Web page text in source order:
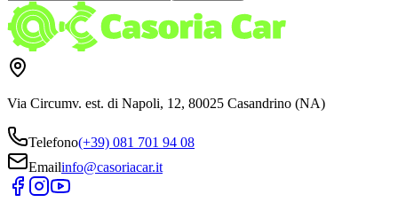
Via Circumv. est. di Napoli, 12, 80025 Casandrino (NA)
Telefono(+39) 081 701 94 08
Emailinfo@casoriacar.it